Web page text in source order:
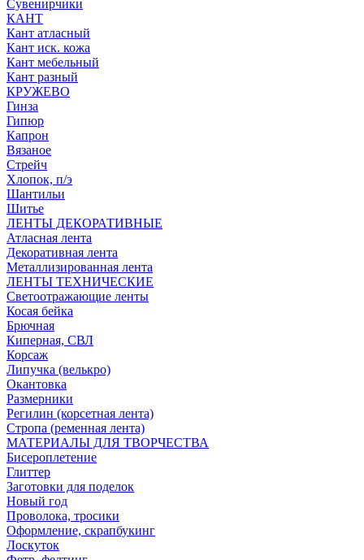
Сувенирчики
КАНТ
Кант атласный
Кант иск. кожа
Кант мебельный
Кант разный
КРУЖЕВО
Гинза
Гипюр
Капрон
Вязаное
Стрейч
Хлопок, п/э
Шантильи
Шитье
ЛЕНТЫ ДЕКОРАТИВНЫЕ
Атласная лента
Декоративная лента
Металлизированная лента
ЛЕНТЫ ТЕХНИЧЕСКИЕ
Светоотражающие ленты
Косая бейка
Брючная
Киперная, СВЛ
Корсаж
Липучка (велькро)
Окантовка
Размерники
Регилин (корсетная лента)
Стропа (ременная лента)
МАТЕРИАЛЫ ДЛЯ ТВОРЧЕСТВА
Бисероплетение
Глиттер
Заготовки для поделок
Новый год
Проволока, тросики
Оформление, скрапбукинг
Лоскуток